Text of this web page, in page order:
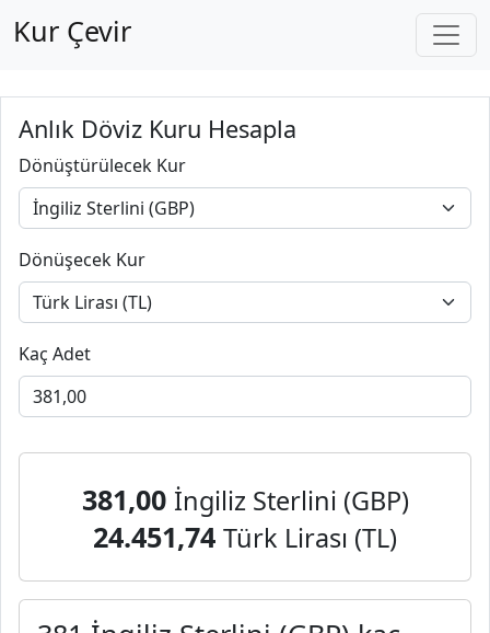
Kur Çevir
Anlık Döviz Kuru Hesapla
Dönüştürülecek Kur
Dönüşecek Kur
Kaç Adet
381,00 İngiliz Sterlini (GBP)
24.451,74 Türk Lirası (TL)